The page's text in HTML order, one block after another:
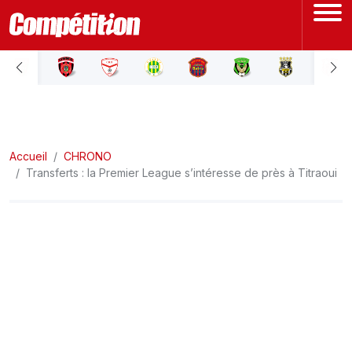
ACCUEIL
LIGUE 2
Accueil
CHRONO
Transferts : la Premier League s’intéresse de près à Titraoui